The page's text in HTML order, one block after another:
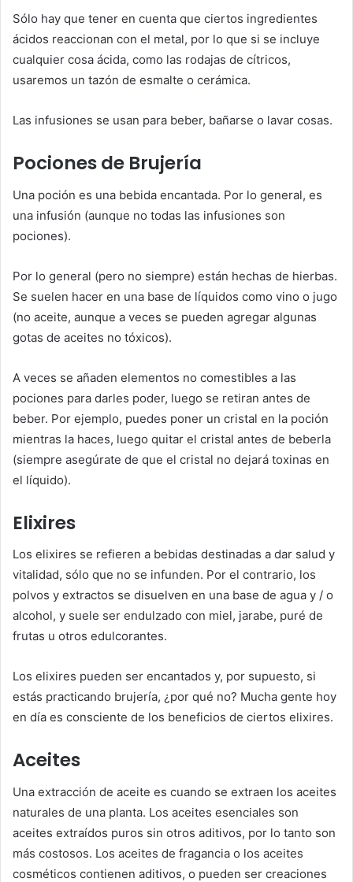
Sólo hay que tener en cuenta que ciertos ingredientes
ácidos reaccionan con el metal, por lo que si se incluye
cualquier cosa ácida, como las rodajas de cítricos,
usaremos un tazón de esmalte o cerámica.
Las infusiones se usan para beber, bañarse o lavar cosas.
Pociones de Brujería
Una poción es una bebida encantada. Por lo general, es
una infusión (aunque no todas las infusiones son
pociones).
Por lo general (pero no siempre) están hechas de hierbas.
Se suelen hacer en una base de líquidos como vino o jugo
(no aceite, aunque a veces se pueden agregar algunas
gotas de aceites no tóxicos).
A veces se añaden elementos no comestibles a las
pociones para darles poder, luego se retiran antes de
beber. Por ejemplo, puedes poner un cristal en la poción
mientras la haces, luego quitar el cristal antes de beberla
(siempre asegúrate de que el cristal no dejará toxinas en
el líquido).
Elixires
Los elixires se refieren a bebidas destinadas a dar salud y
vitalidad, sólo que no se infunden. Por el contrario, los
polvos y extractos se disuelven en una base de agua y / o
alcohol, y suele ser endulzado con miel, jarabe, puré de
frutas u otros edulcorantes.
Los elixires pueden ser encantados y, por supuesto, si
estás practicando brujería, ¿por qué no? Mucha gente hoy
en día es consciente de los beneficios de ciertos elixires.
Aceites
Una extracción de aceite es cuando se extraen los aceites
naturales de una planta. Los aceites esenciales son
aceites extraídos puros sin otros aditivos, por lo tanto son
más costosos. Los aceites de fragancia o los aceites
cosméticos contienen aditivos, o pueden ser creaciones